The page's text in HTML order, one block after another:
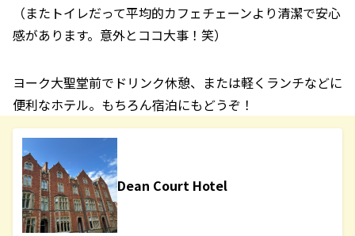
（またトイレだって平均的カフェチェーンより清潔で安心
感があります。意外とココ大事！笑）
ヨーク大聖堂前でドリンク休憩、または軽くランチなどに
便利なホテル。もちろん宿泊にもどうぞ！
Dean Court Hotel